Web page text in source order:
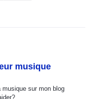
musique
musique sur mon blog